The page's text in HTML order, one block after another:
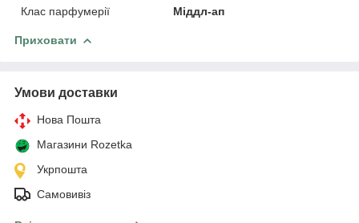
Клас парфумерії
Міддл-ап
Приховати
Умови доставки
Нова Пошта
Магазини Rozetka
Укрпошта
Самовивіз